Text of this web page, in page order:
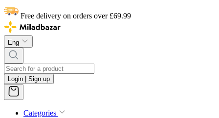
Free delivery on orders over £69.99
Eng
Login | Sign up
Categories